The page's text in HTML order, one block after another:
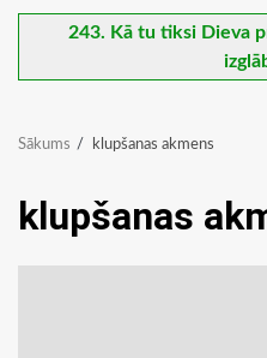
243. Kā tu tiksi Dieva
Sākums klupšanas akmens
klupšanas